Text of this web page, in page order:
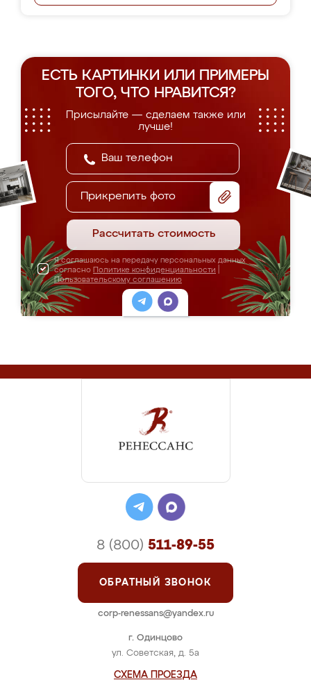
ЕСТЬ КАРТИНКИ ИЛИ ПРИМЕРЫ
ТОГО, ЧТО НРАВИТСЯ?
Присылайте — сделаем также или
лучше!
Прикрепить фото
Рассчитать стоимость
Я соглашаюсь на передачу персональных данных
согласно Политике конфиденциальности
Пользовательскому соглашению
г. Одинцово
ул. Советская, д. 5а
СХЕМА ПРОЕЗДА
8 (800) 511-89-55
ОБРАТНЫЙ ЗВОНОК
corp-renessans@yandex.ru